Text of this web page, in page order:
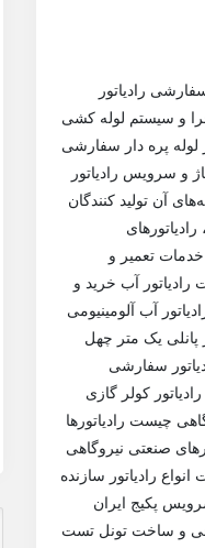
رادیاتور
اجرا و سیستم لوله کشی
لوله پره دار سفارشی
و سرویس رادیاتور
آن تولید کنندگان
خدمات تعمیر و
رادیاتور آب خرید و
رادیاتور آب آلومینیومی
پانلی یک متر چهل
سفارشی
کولر گازی
چیست رادیاتورها
صنعتی نیروگاهی
رادیاتور سازنده
پکیج ایران
و ساخت تونل تست